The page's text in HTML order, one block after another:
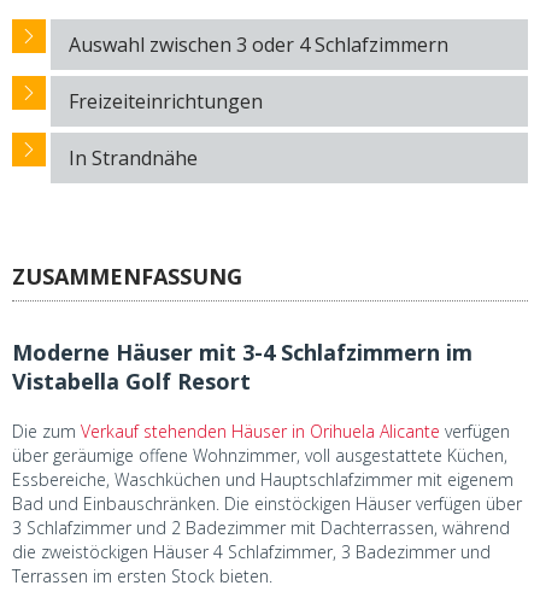
Auswahl zwischen 3 oder 4 Schlafzimmern
Freizeiteinrichtungen
In Strandnähe
ZUSAMMENFASSUNG
Moderne Häuser mit 3-4 Schlafzimmern im
Vistabella Golf Resort
Die zum Verkauf stehenden Häuser in Orihuela Alicante verfügen
über geräumige offene Wohnzimmer, voll ausgestattete Küchen,
Essbereiche, Waschküchen und Hauptschlafzimmer mit eigenem
Bad und Einbauschränken. Die einstöckigen Häuser verfügen über
3 Schlafzimmer und 2 Badezimmer mit Dachterrassen, während
die zweistöckigen Häuser 4 Schlafzimmer, 3 Badezimmer und
Terrassen im ersten Stock bieten.